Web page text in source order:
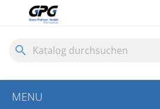
search
MENU